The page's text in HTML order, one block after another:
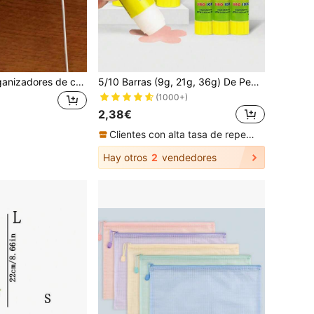
Set de 3 clips organizadores de cables de escritorio para gestión de cables de datos/auriculares/carga, soporte de cables para mesita de noche, vuelta al cole 5/10 Barras (9g, 21g, 36g) De Pegamento Sólido Super Fuerte - Secado Rápido, Alta Viscosidad, Adecuado Para Papel Y Manualidades, Un Elemento Esencial De Oficina, Suministros Escolares, Vuelta Al Colegio, Suministros Escolares
(1000+)
2,38€
Clientes con alta tasa de repetición
Hay otros 2 vendedores